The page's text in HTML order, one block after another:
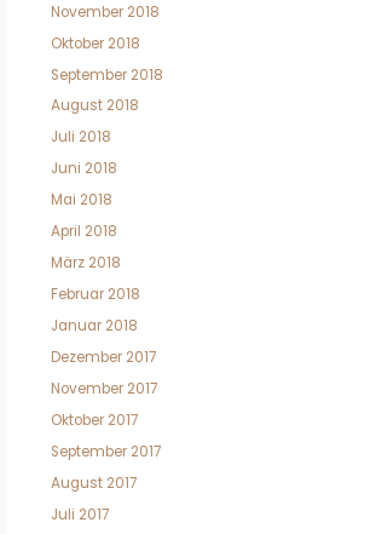
November 2018
Oktober 2018
September 2018
August 2018
Juli 2018
Juni 2018
Mai 2018
April 2018
März 2018
Februar 2018
Januar 2018
Dezember 2017
November 2017
Oktober 2017
September 2017
August 2017
Juli 2017